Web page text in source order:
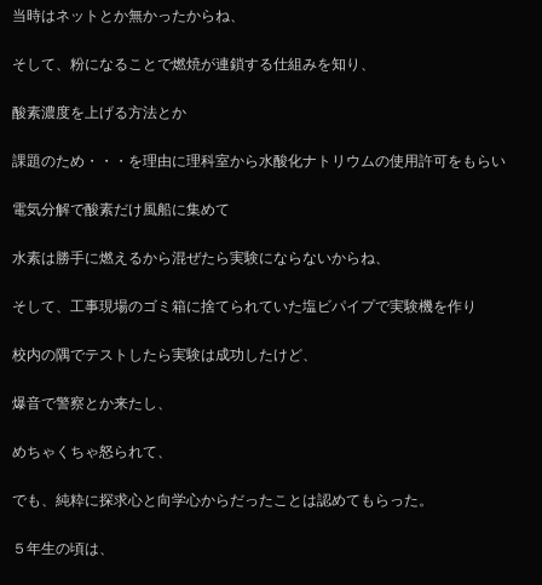
当時はネットとか無かったからね、
そして、粉になることで燃焼が連鎖する仕組みを知り、
酸素濃度を上げる方法とか
課題のため・・・を理由に理科室から水酸化ナトリウムの使用許可をもらい
電気分解で酸素だけ風船に集めて
水素は勝手に燃えるから混ぜたら実験にならないからね、
そして、工事現場のゴミ箱に捨てられていた塩ビパイプで実験機を作り
校内の隅でテストしたら実験は成功したけど、
爆音で警察とか来たし、
めちゃくちゃ怒られて、
でも、純粋に探求心と向学心からだったことは認めてもらった。
５年生の頃は、